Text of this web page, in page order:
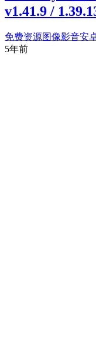
v1.41.9 /
免费资源图像影音安
5年前